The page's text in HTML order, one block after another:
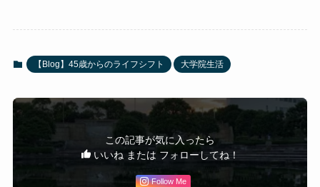
【Blog】45歳からのライフシフト 大学院生活
この記事が気に入ったら
いいね または フォローしてね！
Follow Me